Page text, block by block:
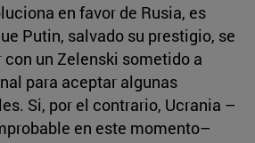
en favor de Rusia, es
Putin, salvado su prestigio, se
un Zelenski sometido a
para aceptar algunas
Si, por el contrario, Ucrania –
en este momento–